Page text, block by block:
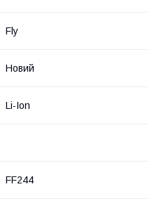
Fly
Новий
Li-Ion
FF244